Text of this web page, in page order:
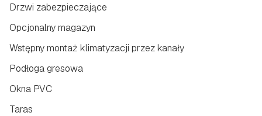
Drzwi zabezpieczające
Opcjonalny magazyn
Wstępny montaż klimatyzacji przez kanały
Podłoga gresowa
Okna PVC
Taras